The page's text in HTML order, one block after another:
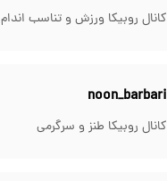
کانال روبیکا ورزش و تناسب اندام
noon_barbari
کانال روبیکا طنز و سرگرمی